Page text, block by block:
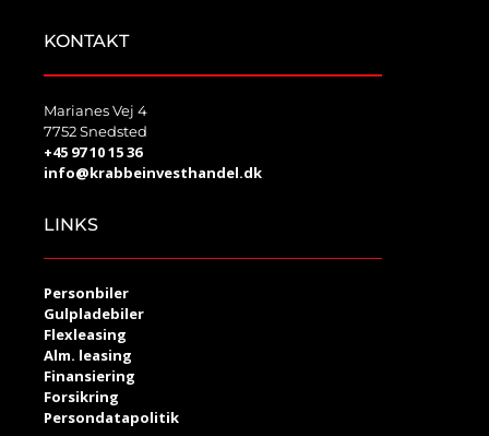
KONTAKT
Marianes Vej 4
7752 Snedsted
+45 97 10 15 36
info@krabbeinvesthandel.dk
LINKS
Personbiler
Gulpladebiler
Flexleasing
Alm. leasing
Finansiering
Forsikring
Persondatapolitik